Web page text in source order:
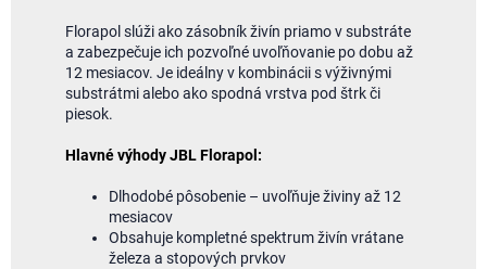
Florapol slúži ako zásobník živín priamo v substráte
a zabezpečuje ich pozvoľné uvoľňovanie po dobu až
12 mesiacov. Je ideálny v kombinácii s výživnými
substrátmi alebo ako spodná vrstva pod štrk či
piesok.
Hlavné výhody JBL Florapol:
Dlhodobé pôsobenie – uvoľňuje živiny až 12
mesiacov
Obsahuje kompletné spektrum živín vrátane
železa a stopových prvkov